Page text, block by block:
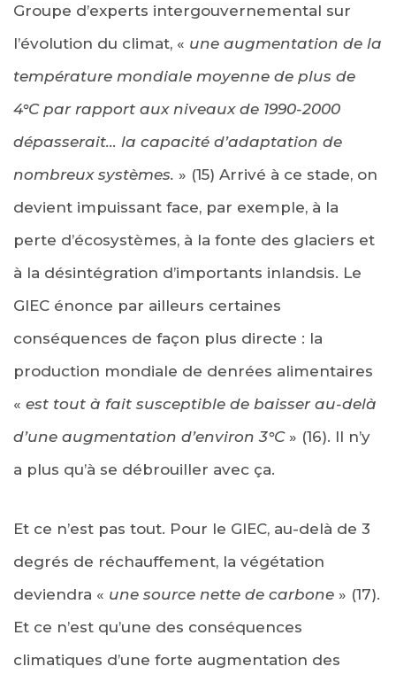
Groupe d’experts intergouvernemental sur
l’évolution du climat, « une augmentation de la
température mondiale moyenne de plus de
4°C par rapport aux niveaux de 1990-2000
dépasserait… la capacité d’adaptation de
nombreux systèmes. » (15) Arrivé à ce stade, on
devient impuissant face, par exemple, à la
perte d’écosystèmes, à la fonte des glaciers et
à la désintégration d’importants inlandsis. Le
GIEC énonce par ailleurs certaines
conséquences de façon plus directe : la
production mondiale de denrées alimentaires
« est tout à fait susceptible de baisser au-delà
d’une augmentation d’environ 3°C» (16). Il n’y
a plus qu’à se débrouiller avec ça.
Et ce n’est pas tout. Pour le GIEC, au-delà de 3
degrés de réchauffement, la végétation
deviendra « une source nette de carbone » (17).
Et ce n’est qu’une des conséquences
climatiques d’une forte augmentation des